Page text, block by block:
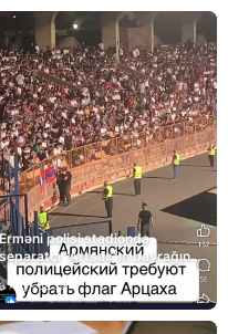
Erməni polisi stadionda
separatçı “Artsax”ın bayrağını
müsadirə etdi və…
8 Avq • 08:39